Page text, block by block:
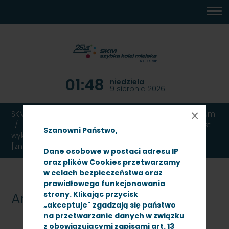
Szanowni Państwo,
Dane osobowe w postaci adresu IP
oraz plików Cookies przetwarzamy
w celach bezpieczeństwa oraz
prawidłowego funkcjonowania
strony. Klikając przycisk
„akceptuje" zgadzają się państwo
na przetwarzanie danych w związku
z obowiązującymi zapisami art. 13
×
DOSTĘPNOŚCI
01:48 niedziela
9 sierpnia 2026
SKM TRÓJMIASTO
Archiwum
Przetarg nieograniczony, którego przedmiotem jest
wykonanie modernizacji istniejących radiotelefonów
[znak: SKMMU.086.41.22]
Archiwum